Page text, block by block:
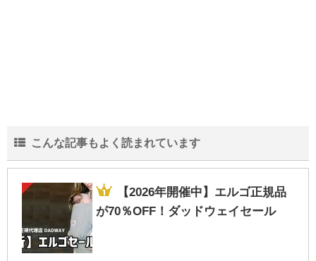
bsizebot小学生ママの口コミ体験レビュー
【2020年西松屋冬物セール】いつから？99
円底値の時期-最新情報
こんな記事もよく読まれています
【2026年開催中】エルゴ正規品
が70％OFF！ダッドウェイセール